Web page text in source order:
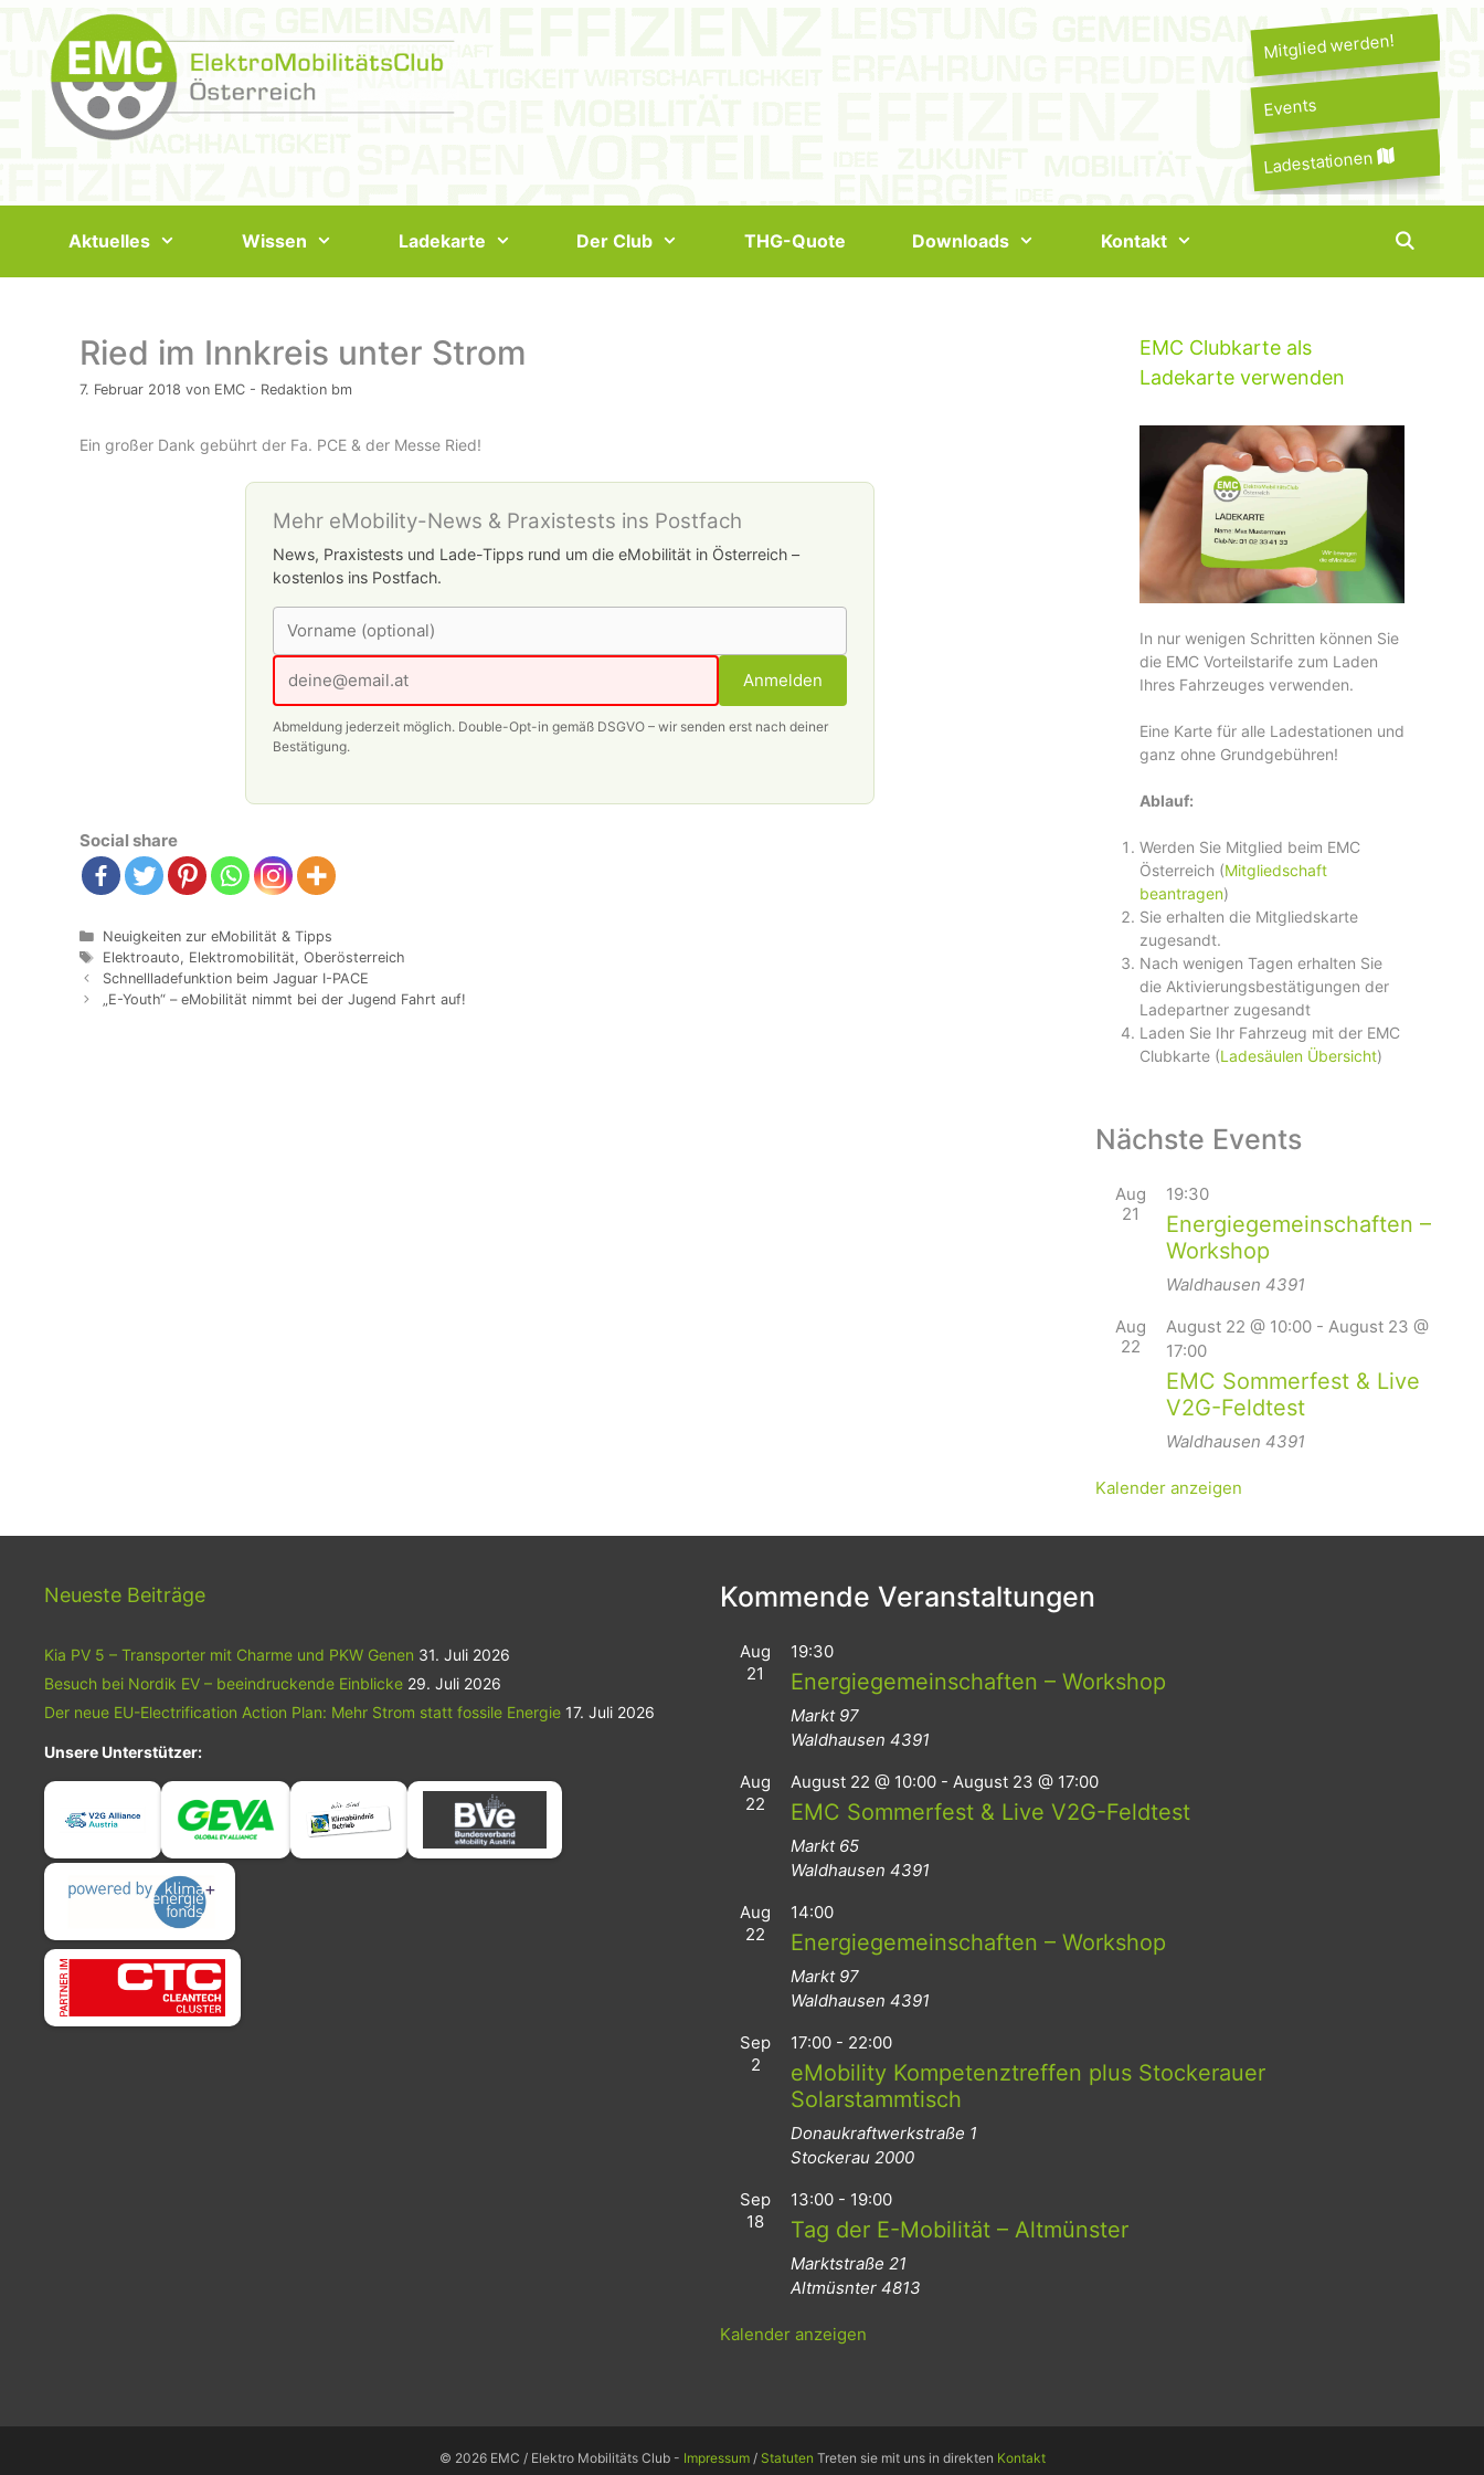
Mitglied werden!
Events
Ladestationen
Aktuelles Wissen Ladekarte Der Club THG-Quote Downloads Kontakt
Ried im Innkreis unter Strom
7. Februar 2018 von EMC - Redaktion bm
Ein großer Dank gebührt der Fa. PCE & der Messe Ried!
Mehr eMobility-News & Praxistests ins Postfach
News, Praxistests und Lade-Tipps rund um die eMobilität in Österreich –
kostenlos ins Postfach.
Anmelden
Abmeldung jederzeit möglich. Double-Opt-in gemäß DSGVO – wir senden erst nach deiner
Bestätigung.
Social share
Kategorien
Neuigkeiten zur eMobilität & Tipps
Schlagwörter
Elektroauto, Elektromobilität, Oberösterreich
Beitrags-
Navigation
Schnellladefunktion beim Jaguar I-PACE
„E-Youth“ – eMobilität nimmt bei der Jugend Fahrt auf!
EMC Clubkarte als
Ladekarte verwenden
In nur wenigen Schritten können Sie
die EMC Vorteilstarife zum Laden
Ihres Fahrzeuges verwenden.
Eine Karte für alle Ladestationen und
ganz ohne Grundgebühren!
Ablauf:
Werden Sie Mitglied beim EMC
Österreich (Mitgliedschaft
beantragen)
Sie erhalten die Mitgliedskarte
zugesandt.
Nach wenigen Tagen erhalten Sie
die Aktivierungsbestätigungen der
Ladepartner zugesandt
Laden Sie Ihr Fahrzeug mit der EMC
Clubkarte (Ladesäulen Übersicht)
Nächste Events
Aug
21
19:30
Energiegemeinschaften –
Workshop
Waldhausen 4391
Aug
22
August 22 @ 10:00 - August 23 @
17:00
EMC Sommerfest & Live
V2G-Feldtest
Waldhausen 4391
Kalender anzeigen
Neueste Beiträge
Kia PV 5 – Transporter mit Charme und PKW Genen 31. Juli 2026
Besuch bei Nordik EV – beeindruckende Einblicke 29. Juli 2026
Der neue EU-Electrification Action Plan: Mehr Strom statt fossile Energie 17. Juli 2026
Unsere Unterstützer:
Kommende Veranstaltungen
Aug
21
19:30
Energiegemeinschaften – Workshop
Markt 97
Waldhausen 4391
Aug
22
August 22 @ 10:00 - August 23 @ 17:00
EMC Sommerfest & Live V2G-Feldtest
Markt 65
Waldhausen 4391
Aug
22
14:00
Energiegemeinschaften – Workshop
Markt 97
Waldhausen 4391
Sep
2
17:00 - 22:00
eMobility Kompetenztreffen plus Stockerauer
Solarstammtisch
Donaukraftwerkstraße 1
Stockerau 2000
Sep
18
13:00 - 19:00
Tag der E-Mobilität – Altmünster
Marktstraße 21
Altmüsnter 4813
Kalender anzeigen
© 2026 EMC / Elektro Mobilitäts Club - Impressum/ Statuten Treten sie mit uns in direkten Kontakt